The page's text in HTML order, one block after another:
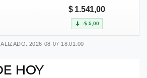
$ 1.541,00
-$ 5,00
2026-08-07 18:01:00
HOY